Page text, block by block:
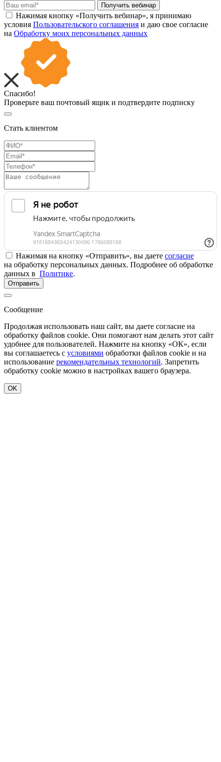
Получить вебинар
Нажимая кнопку «Получить вебинар», я принимаю
условия Пользовательского соглашения и даю свое согласие
на Обработку моих персональных данных
Спасибо!
Проверьте ваш почтовый ящик и подтвердите подписку
Стать клиентом
Нажимая на кнопку «Отправить», вы даете согласие
на обработку персональных данных. Подробнее об обработке
данных в Политике.
Отправить
Сообщение
Продолжая использовать наш сайт, вы даете согласие на
обработку файлов cookie. Они помогают нам делать этот сайт
удобнее для пользователей. Нажмите на кнопку «ОК», если
вы соглашаетесь с условиями обработки файлов cookie и на
использование рекомендательных технологий. Запретить
обработку cookie можно в настройках вашего браузера.
OK